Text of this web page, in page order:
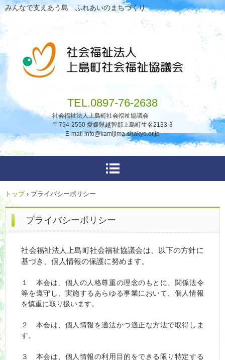
みんなで支えあう島 ふれあいのまちづくり
TEL.0897-76-2638
社会福祉法人上島町社会福祉協議会
〒794-2550 愛媛県越智郡上島町生名2133-3
E-mail info@kamijima-shakyo.or.jp
トップ › プライバシーポリシー
プライバシーポリシー
社会福祉法人上島町社会福祉協議会は、以下の方針に
基づき、個人情報の保護に努めます。
１ 本会は、個人の人格尊重の理念のもとに、関係法令
等を遵守し、実施するあらゆる事業において、個人情報
を慎重に取り扱います。
２ 本会は、個人情報を適法かつ適正な方法で取得しま
す。
３ 本会は、個人情報の利用目的をできる限り特定する